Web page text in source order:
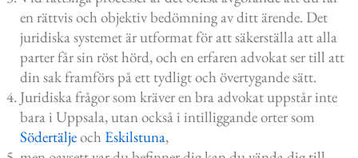
en rättvis och objektiv bedömning av ditt ärende. Det
juridiska systemet är utformat för att säkerställa att alla
parter får sin röst hörd, och en erfaren advokat ser till att
din sak framförs på ett tydligt och övertygande sätt.
Juridiska frågor som kräver en bra advokat uppstår inte
bara i Uppsala, utan också i intilliggande orter som
Södertäljeoch Eskilstuna,